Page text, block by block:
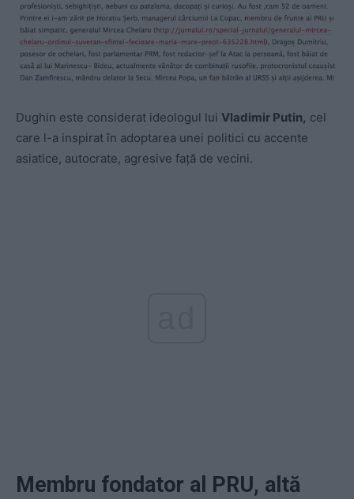
Dughin este considerat ideologul lui Vladimir Putin, cel
care l-a inspirat în adoptarea unei politici cu accente
asiatice, autocrate, agresive față de vecini.
Membru fondator al PRU, altă